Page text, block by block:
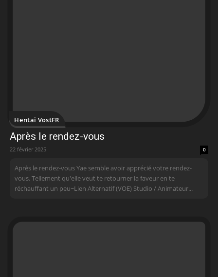
Hentai VostFR
Après le rendez-vous
22 février 2025 0
Après le rendez-vous Yae semble avoir apprécié votre rendez-
vous. Tellement qu'elle veut te retourner la faveur en te
réchauffant un peu~ Lien Alternatif (VOE) Studio / Animateur...